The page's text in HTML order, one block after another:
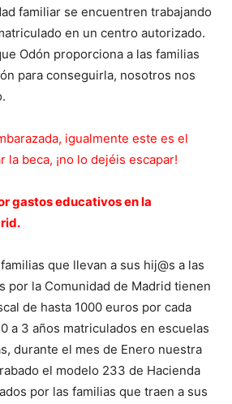
familiar se encuentren trabajando
en un centro autorizado.
Odón proporciona a las familias
para conseguirla, nosotros nos
igualmente este es el
la beca, ¡no lo dejéis escapar!
gastos educativos en la
que llevan a sus hij@s a las
por la Comunidad de Madrid tienen
de hasta 1000 euros por cada
a 3 años matriculados en escuelas
durante el mes de Enero nuestra
el modelo 233 de Hacienda
por las familias que traen a sus